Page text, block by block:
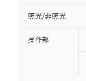
照光/非照光
操作部